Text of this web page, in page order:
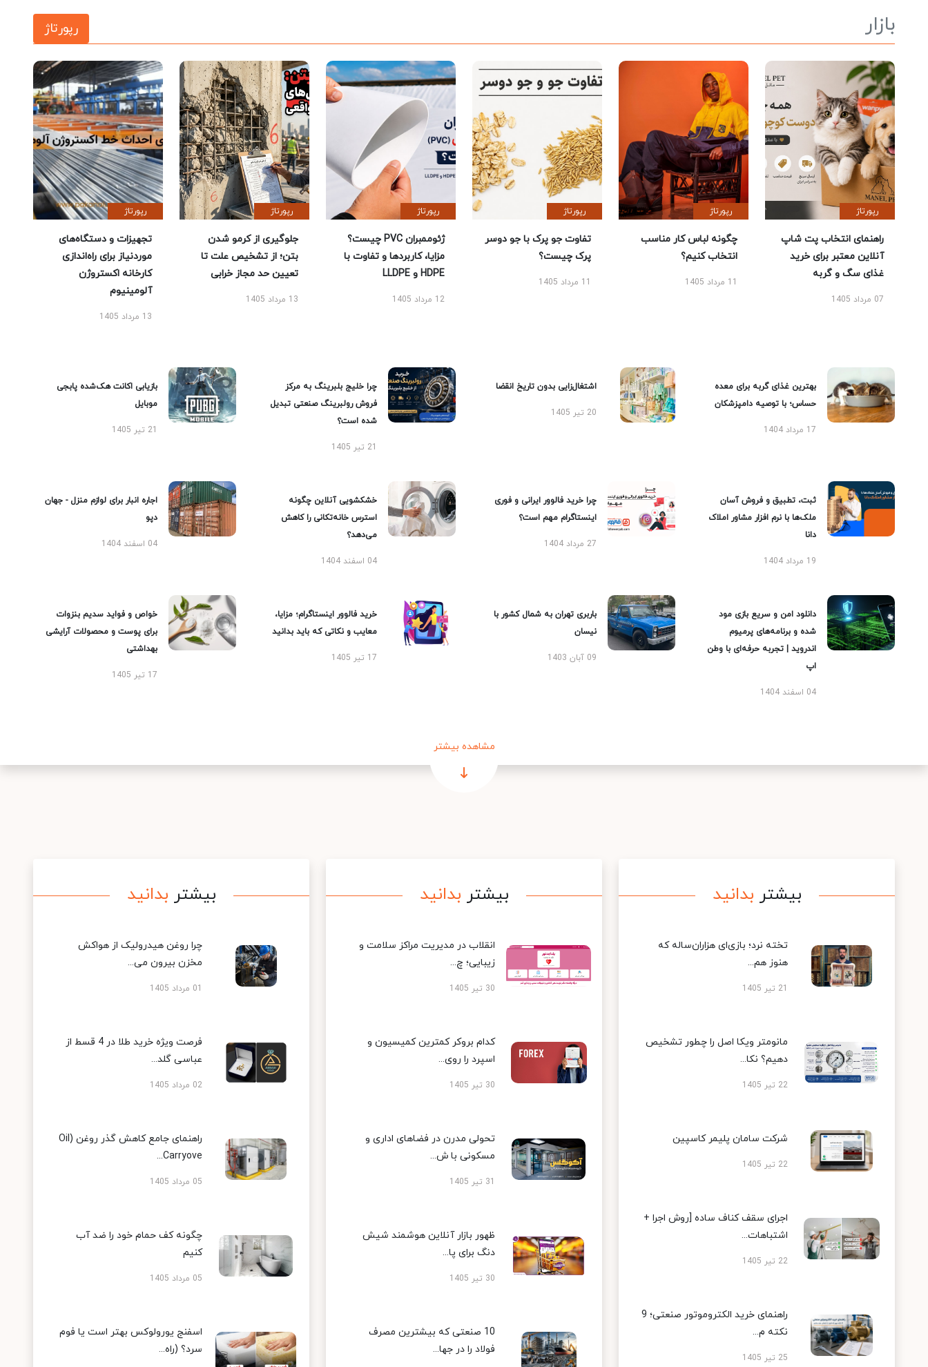
بازار رپورتاژ
رپورتاژ
راهنمای انتخاب پت شاپ
آنلاین معتبر برای خرید
غذای سگ و گربه
07 مرداد 1405
رپورتاژ
چگونه لباس کار مناسب
انتخاب کنیم؟
11 مرداد 1405
رپورتاژ
تفاوت جو پرک با جو دوسر
پرک چیست؟
11 مرداد 1405
رپورتاژ
ژئوممبران PVC چیست؟
مزایا، کاربردها و تفاوت با
HDPE و LLDPE
12 مرداد 1405
رپورتاژ
جلوگیری از کرمو شدن
بتن؛ از تشخیص علت تا
تعیین حد مجاز خرابی
13 مرداد 1405
رپورتاژ
تجهیزات و دستگاه‌های
موردنیاز برای راه‌اندازی
کارخانه اکستروژن
آلومینیوم
13 مرداد 1405
بهترین غذای گربه برای معده
حساس؛ با توصیه دامپزشکان
17 مرداد 1404
اشتغال‌زایی بدون تاریخ انقضا
20 تیر 1405
چرا خلیج بلبرینگ به مرکز
فروش رولبرینگ صنعتی تبدیل
شده است؟
21 تیر 1405
بازیابی اکانت هک‌شده پابجی
موبایل
21 تیر 1405
ثبت، تطبیق و فروش آسان
ملک‌ها با نرم افزار مشاور املاک
دانا
19 مرداد 1404
چرا خرید فالوور ایرانی و فوری
اینستاگرام مهم است؟
27 مرداد 1404
خشکشویی آنلاین چگونه
استرس خانه‌تکانی را کاهش
می‌دهد؟
04 اسفند 1404
اجاره انبار برای لوازم منزل - جهان
دپو
04 اسفند 1404
دانلود امن و سریع بازی مود
شده و برنامه‌های پرمیوم
اندروید | تجربه حرفه‌ای با وطن
اپ
04 اسفند 1404
باربری تهران به شمال کشور با
نیسان
09 آبان 1403
خرید فالوور اینستاگرام؛ مزایا،
معایب و نکاتی که باید بدانید
17 تیر 1405
خواص و فواید سدیم بنزوات
برای پوست و محصولات آرایشی
بهداشتی
17 تیر 1405
مشاهده بیشتر
بیشتر بدانید
تخته نرد؛ بازی‌ای هزاران‌ساله که
هنوز هم...
21 تیر 1405
مانومتر ویکا اصل را چطور تشخیص
دهیم؟ نکا...
22 تیر 1405
شرکت سامان پلیمر کاسپین
22 تیر 1405
اجرای سقف کناف ساده [روش اجرا +
اشتباهات...
22 تیر 1405
راهنمای خرید الکتروموتور صنعتی؛ 9
نکته م...
25 تیر 1405
بیشتر بدانید
انقلاب در مدیریت مراکز سلامت و
زیبایی؛ چ...
30 تیر 1405
کدام بروکر کمترین کمیسیون و
اسپرد را روی...
30 تیر 1405
تحولی مدرن در فضاهای اداری و
مسکونی با ش...
31 تیر 1405
ظهور بازار آنلاین هوشمند شیش
دنگ برای پا...
30 تیر 1405
10 صنعتی که بیشترین مصرف
فولاد را در جها...
بیشتر بدانید
چرا روغن هیدرولیک از هواکش
مخزن بیرون می...
01 مرداد 1405
فرصت ویژه خرید طلا در 4 قسط از
عباسی گلد...
02 مرداد 1405
راهنمای جامع کاهش گذر روغن (Oil
Carryove...
05 مرداد 1405
چگونه کف حمام خود را ضد آب
کنیم
05 مرداد 1405
اسفنج یورولوکس بهتر است یا فوم
سرد؟ (راه...